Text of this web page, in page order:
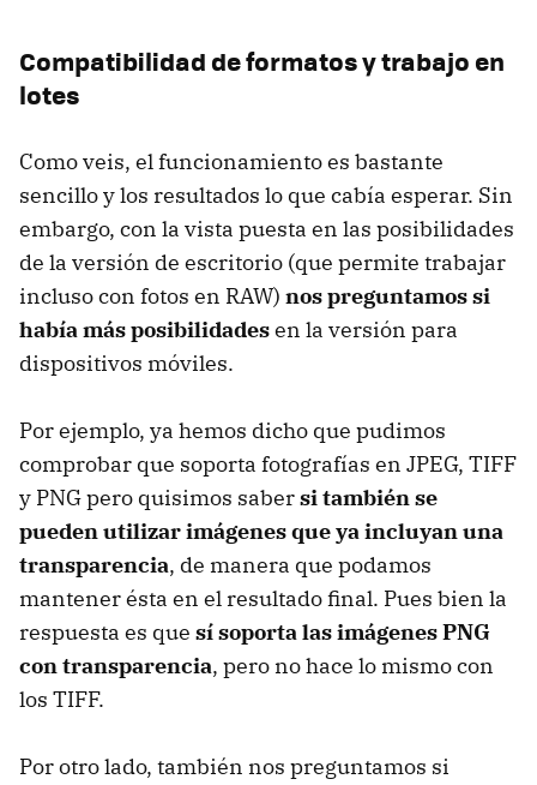
Compatibilidad de formatos y trabajo en
lotes
Como veis, el funcionamiento es bastante
sencillo y los resultados lo que cabía esperar. Sin
embargo, con la vista puesta en las posibilidades
de la versión de escritorio (que permite trabajar
incluso con fotos en RAW) nos preguntamos si
había más posibilidadesen la versión para
dispositivos móviles.
Por ejemplo, ya hemos dicho que pudimos
comprobar que soporta fotografías en JPEG, TIFF
y PNG pero quisimos sabersi también se
pueden utilizar imágenes que ya incluyan una
transparencia, de manera que podamos
mantener ésta en el resultado final. Pues bien la
respuesta es que sí soporta las imágenes PNG
con transparencia, pero no hace lo mismo con
los TIFF.
Por otro lado, también nos preguntamos si